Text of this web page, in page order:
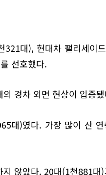
대), 현대차 팰리세이
선호했다.
경차 외면 현상이 입증
대)였다. 가장 많이 산
않았다. 20대(1천881대